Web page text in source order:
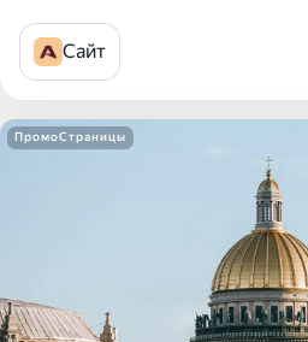
Сайт
ПромоСтраницы